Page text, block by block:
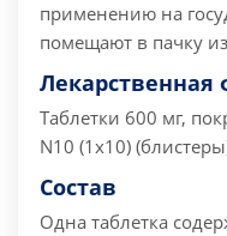
применению на
помещают в пачку
Лекарственная
Таблетки 600 мг,
N10 (1x10)
Состав
Одна таблетка